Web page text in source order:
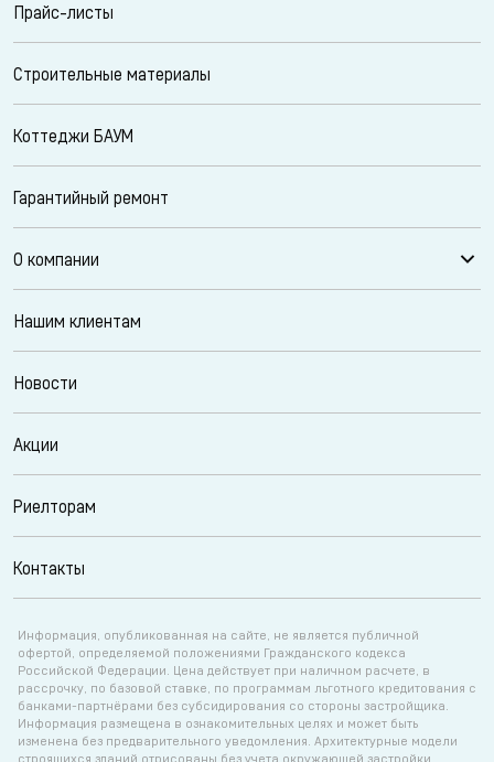
Прайс-листы
Строительные материалы
Коттеджи БАУМ
Гарантийный ремонт
О компании
Нашим клиентам
Новости
Акции
Риелторам
Контакты
Информация, опубликованная на сайте, не является публичной
офертой, определяемой положениями Гражданского кодекса
Российской Федерации. Цена действует при наличном расчете, в
рассрочку, по базовой ставке, по программам льготного кредитования с
банками-партнёрами без субсидирования со стороны застройщика.
Информация размещена в ознакомительных целях и может быть
изменена без предварительного уведомления. Архитектурные модели
строящихся зданий отрисованы без учета окружающей застройки